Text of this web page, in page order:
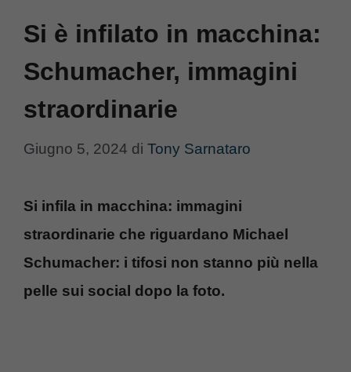
Si è infilato in macchina:
Schumacher, immagini
straordinarie
Giugno 5, 2024 di Tony Sarnataro
Si infila in macchina: immagini
straordinarie che riguardano Michael
Schumacher: i tifosi non stanno più nella
pelle sui social dopo la foto.